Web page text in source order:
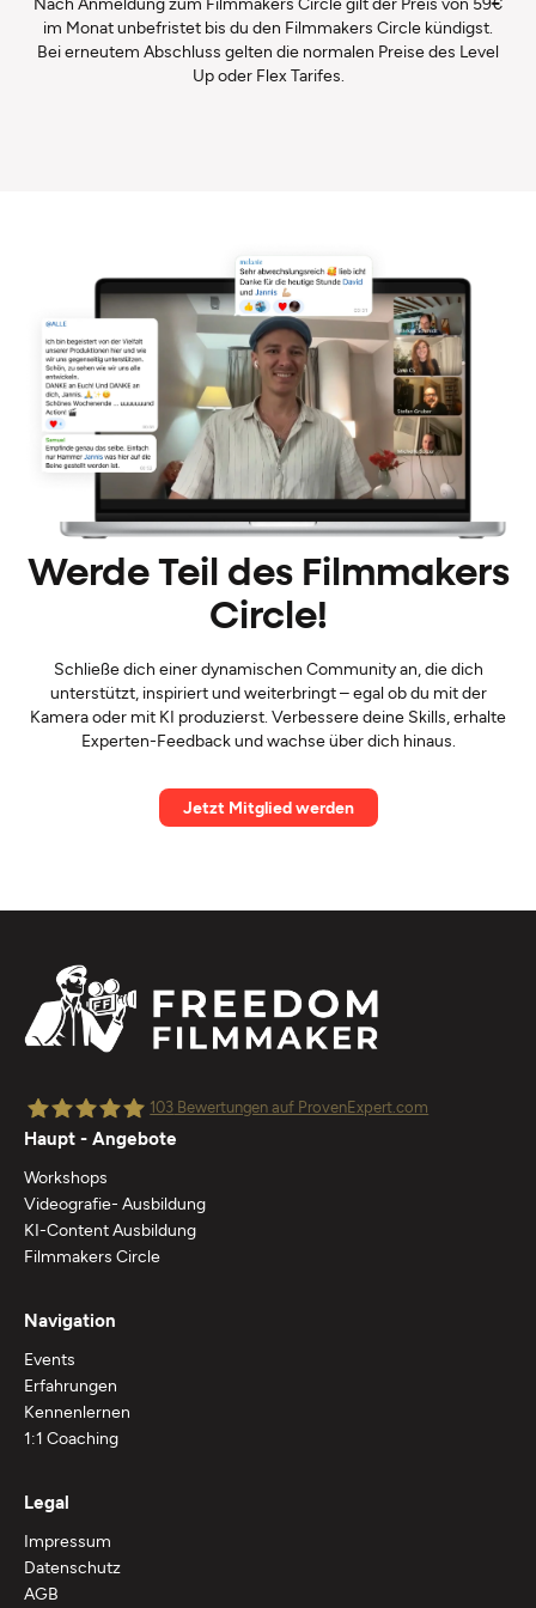
im Monat unbefristet bis du den Filmmakers Circle kündigst.
Bei erneutem Abschluss gelten die normalen Preise des Level
Up oder Flex Tarifes.
Werde Teil des Filmmakers
Circle!
Schließe dich einer dynamischen Community an, die dich
unterstützt, inspiriert und weiterbringt – egal ob du mit der
Kamera oder mit KI produzierst. Verbessere deine Skills, erhalte
Experten-Feedback und wachse über dich hinaus.
Jetzt Mitglied werden
Freedom Filmmaker - Jannis Riebschläger
103 Bewertungen auf ProvenExpert.com
Haupt - Angebote
Workshops
Videografie- Ausbildung
KI-Content Ausbildung
Filmmakers Circle
Navigation
Events
Erfahrungen
Kennenlernen
1:1 Coaching
Legal
Impressum
Datenschutz
AGB